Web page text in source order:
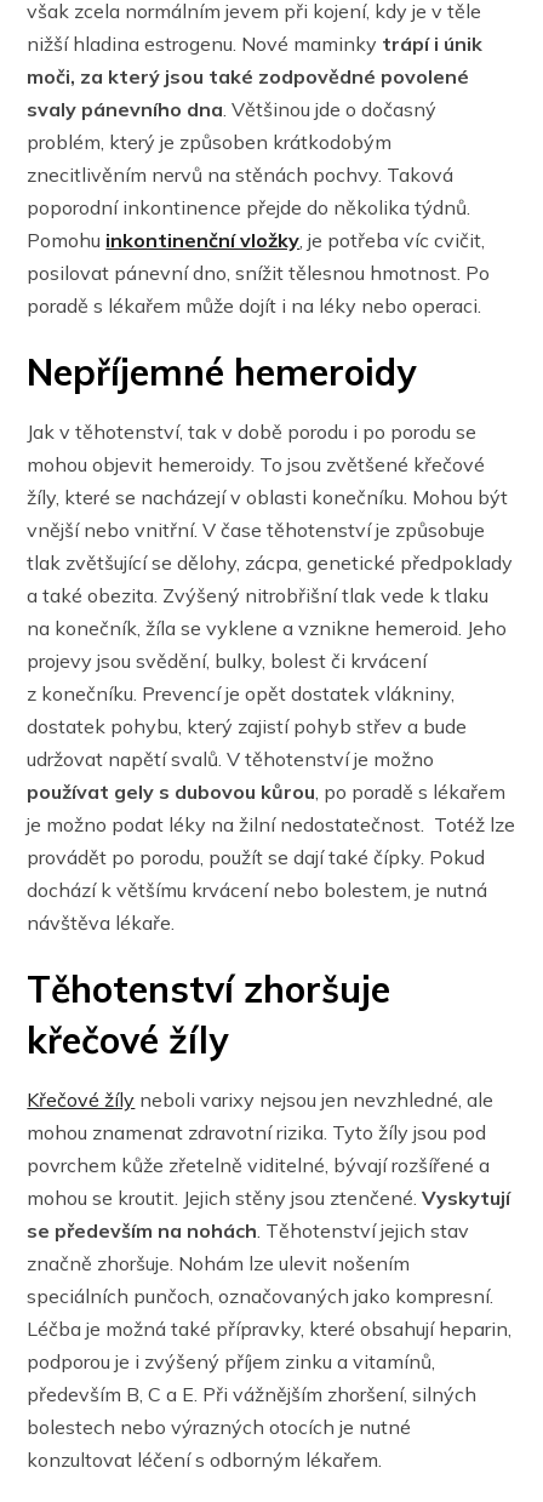
však zcela normálním jevem při kojení, kdy je v těle
nižší hladina estrogenu. Nové maminky trápí i únik
moči, za který jsou také zodpovědné povolené
svaly pánevního dna. Většinou jde o dočasný
problém, který je způsoben krátkodobým
znecitlivěním nervů na stěnách pochvy. Taková
poporodní inkontinence přejde do několika týdnů.
Pomohu inkontinenční vložky, je potřeba víc cvičit,
posilovat pánevní dno, snížit tělesnou hmotnost. Po
poradě s lékařem může dojít i na léky nebo operaci.
Nepříjemné hemeroidy
Jak v těhotenství, tak v době porodu i po porodu se
mohou objevit hemeroidy. To jsou zvětšené křečové
žíly, které se nacházejí v oblasti konečníku. Mohou být
vnější nebo vnitřní. V čase těhotenství je způsobuje
tlak zvětšující se dělohy, zácpa, genetické předpoklady
a také obezita. Zvýšený nitrobřišní tlak vede k tlaku
na konečník, žíla se vyklene a vznikne hemeroid. Jeho
projevy jsou svědění, bulky, bolest či krvácení
z konečníku. Prevencí je opět dostatek vlákniny,
dostatek pohybu, který zajistí pohyb střev a bude
udržovat napětí svalů. V těhotenství je možno
používat gely s dubovou kůrou, po poradě s lékařem
je možno podat léky na žilní nedostatečnost. Totéž lze
provádět po porodu, použít se dají také čípky. Pokud
dochází k většímu krvácení nebo bolestem, je nutná
návštěva lékaře.
Těhotenství zhoršuje
křečové žíly
Křečové žíly neboli varixy nejsou jen nevzhledné, ale
mohou znamenat zdravotní rizika. Tyto žíly jsou pod
povrchem kůže zřetelně viditelné, bývají rozšířené a
mohou se kroutit. Jejich stěny jsou ztenčené.Vyskytují
se především na nohách. Těhotenství jejich stav
značně zhoršuje. Nohám lze ulevit nošením
speciálních punčoch, označovaných jako kompresní.
Léčba je možná také přípravky, které obsahují heparin,
podporou je i zvýšený příjem zinku a vitamínů,
především B, C a E. Při vážnějším zhoršení, silných
bolestech nebo výrazných otocích je nutné
konzultovat léčení s odborným lékařem.